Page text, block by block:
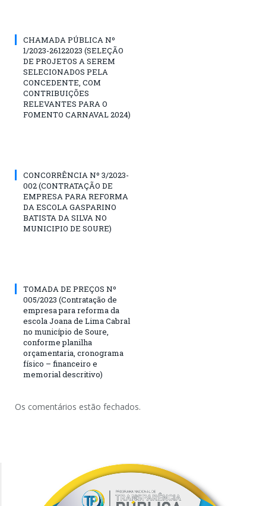
CHAMADA PÚBLICA Nº
1/2023-26122023 (SELEÇÃO
DE PROJETOS A SEREM
SELECIONADOS PELA
CONCEDENTE, COM
CONTRIBUIÇÕES
RELEVANTES PARA O
FOMENTO CARNAVAL 2024)
CONCORRÊNCIA Nº 3/2023-
002 (CONTRATAÇÃO DE
EMPRESA PARA REFORMA
DA ESCOLA GASPARINO
BATISTA DA SILVA NO
MUNICIPIO DE SOURE)
TOMADA DE PREÇOS Nº
005/2023 (Contratação de
empresa para reforma da
escola Joana de Lima Cabral
no município de Soure,
conforme planilha
orçamentaria, cronograma
físico – financeiro e
memorial descritivo)
Os comentários estão fechados.